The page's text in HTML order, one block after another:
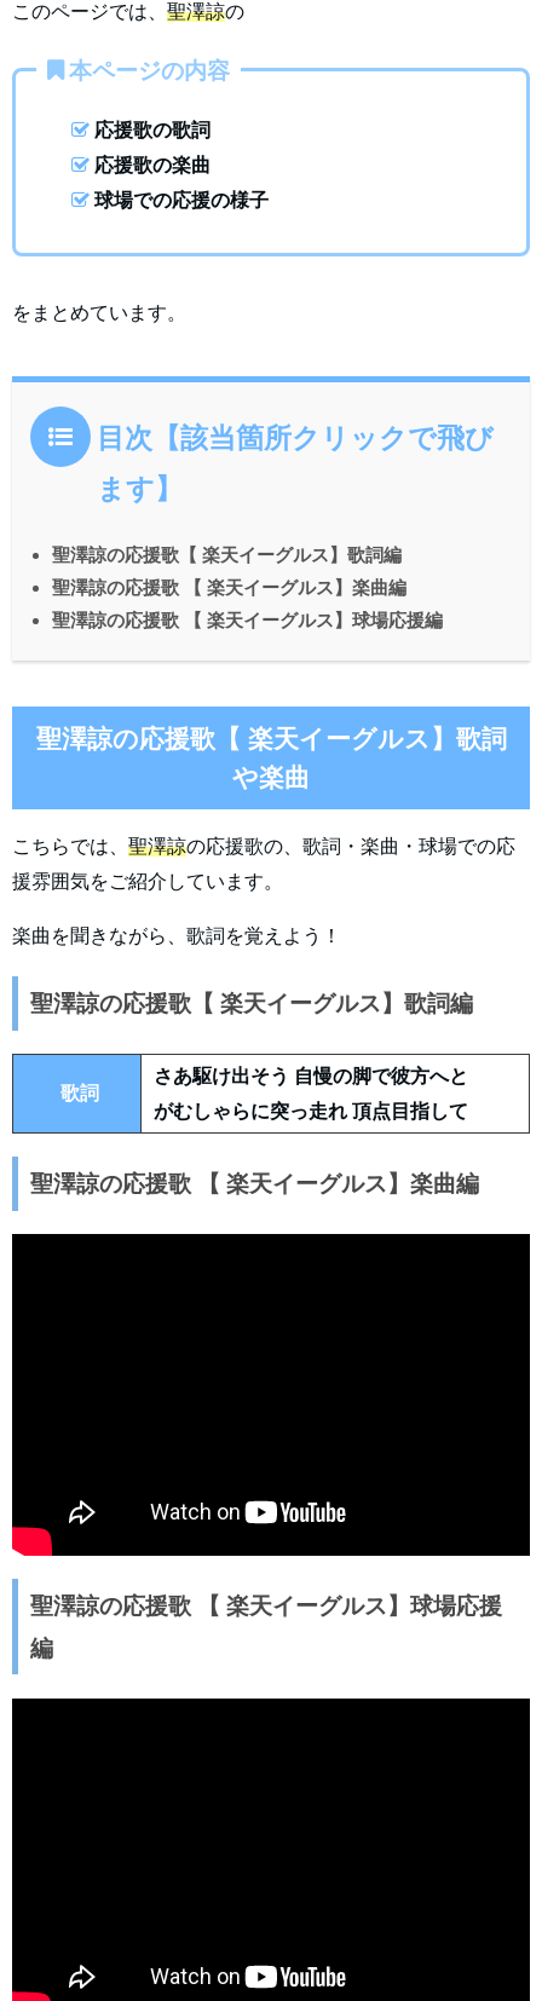
このページでは、 聖澤諒の
本ページの内容
応援歌の歌詞
応援歌の楽曲
球場での応援の様子
をまとめています。
目次【該当箇所クリックで飛び
ます】
聖澤諒の応援歌【 楽天イーグルス】歌詞編
聖澤諒の応援歌 【 楽天イーグルス】楽曲編
聖澤諒の応援歌 【 楽天イーグルス】球場応援編
聖澤諒の応援歌【 楽天イーグルス】歌詞
や楽曲
こちらでは、 聖澤諒の応援歌の、歌詞・楽曲・球場での応
援雰囲気をご紹介しています。
楽曲を聞きながら、歌詞を覚えよう！
聖澤諒の応援歌【 楽天イーグルス】歌詞編
歌詞
さあ駆け出そう 自慢の脚で彼方へと
がむしゃらに突っ走れ 頂点目指して
聖澤諒の応援歌 【 楽天イーグルス】楽曲編
聖澤諒の応援歌 【 楽天イーグルス】球場応援
編